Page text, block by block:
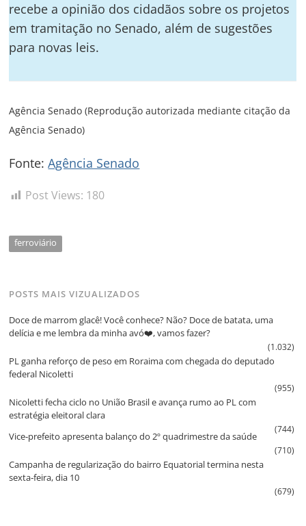
recebe a opinião dos cidadãos sobre os projetos
em tramitação no Senado, além de sugestões
para novas leis.
Agência Senado (Reprodução autorizada mediante citação da
Agência Senado)
Fonte:Agência Senado
Post Views: 180
ferroviário
POSTS MAIS VIZUALIZADOS
Doce de marrom glacê! Você conhece? Não? Doce de batata, uma
delícia e me lembra da minha avó❤️, vamos fazer?
(1.032)
PL ganha reforço de peso em Roraima com chegada do deputado
federal Nicoletti
(955)
Nicoletti fecha ciclo no União Brasil e avança rumo ao PL com
estratégia eleitoral clara
(744)
Vice‑prefeito apresenta balanço do 2º quadrimestre da saúde
(710)
Campanha de regularização do bairro Equatorial termina nesta
sexta‑feira, dia 10
(679)